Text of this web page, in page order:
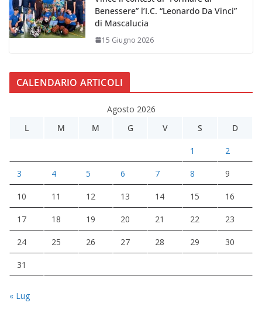
Benessere” l’I.C. “Leonardo Da Vinci”
di Mascalucia
15 Giugno 2026
CALENDARIO ARTICOLI
Agosto 2026
L
M M G V S D
1 2
3 4 5 6 7 8 9
10 11 12 13 14 15 16
17 18 19 20 21 22 23
24 25 26 27 28 29 30
31
« Lug